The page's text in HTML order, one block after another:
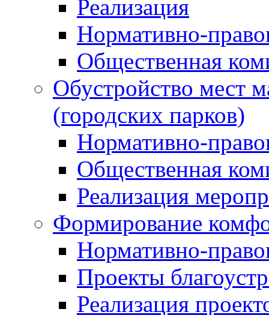
Реализация
Нормативно-
Общественная
Обустройство мест
(городских парков)
Нормативно-
Общественная
Реализация
Формирование
Нормативно-
Проекты
Реализация